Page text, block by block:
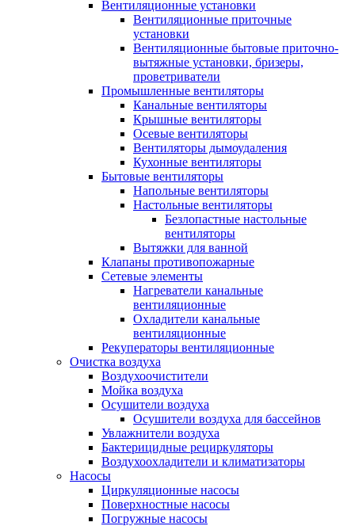
Вентиляционные установки
Вентиляционные приточные
установки
Вентиляционные бытовые приточно-
вытяжные установки, бризеры,
проветриватели
Промышленные вентиляторы
Канальные вентиляторы
Крышные вентиляторы
Осевые вентиляторы
Вентиляторы дымоудаления
Кухонные вентиляторы
Бытовые вентиляторы
Напольные вентиляторы
Настольные вентиляторы
Безлопастные настольные
вентиляторы
Вытяжки для ванной
Клапаны противопожарные
Сетевые элементы
Нагреватели канальные
вентиляционные
Охладители канальные
вентиляционные
Рекуператоры вентиляционные
Очистка воздуха
Воздухоочистители
Мойка воздуха
Осушители воздуха
Осушители воздуха для бассейнов
Увлажнители воздуха
Бактерицидные рециркуляторы
Воздухоохладители и климатизаторы
Насосы
Циркуляционные насосы
Поверхностные насосы
Погружные насосы